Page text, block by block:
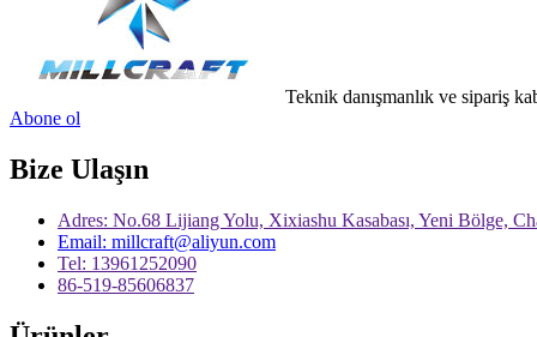
Teknik danışmanlık ve sipariş
Abone ol
Bize Ulaşın
Adres: No.68 Lijiang Yolu, Xixiashu Kasabası, Yeni Bölge,
Email: millcraft@aliyun.com
Tel: 13961252090
86-519-85606837